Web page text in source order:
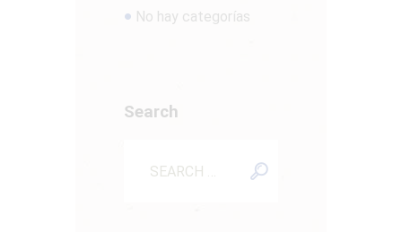
No hay categorías
Search